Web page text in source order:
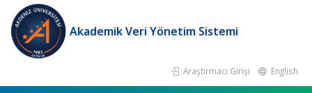
Akademik Veri Yönetim Sistemi
Araştırmacı Girişi English